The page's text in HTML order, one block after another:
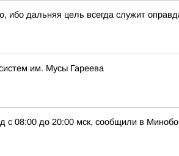
дальняя цель всегда служит
им. Мусы Гареева
с 08:00 до 20:00 мск, сообщили в